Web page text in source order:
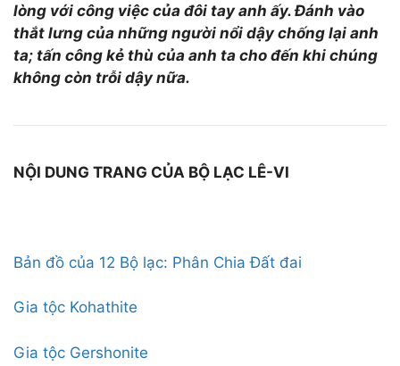
lòng với công việc của đôi tay anh ấy. Đánh vào
thắt lưng của những người nổi dậy chống lại anh
ta; tấn công kẻ thù của anh ta cho đến khi chúng
không còn trỗi dậy nữa.
NỘI DUNG TRANG CỦA BỘ LẠC LÊ-VI
Bản đồ của 12 Bộ lạc: Phân Chia Đất đai
Gia tộc Kohathite
Gia tộc Gershonite